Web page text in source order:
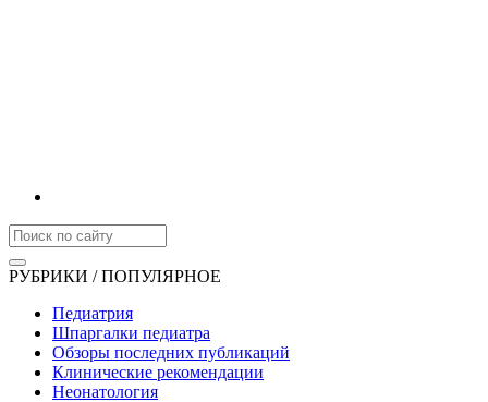
РУБРИКИ / ПОПУЛЯРНОЕ
Педиатрия
Шпаргалки педиатра
Обзоры последних публикаций
Клинические рекомендации
Неонатология